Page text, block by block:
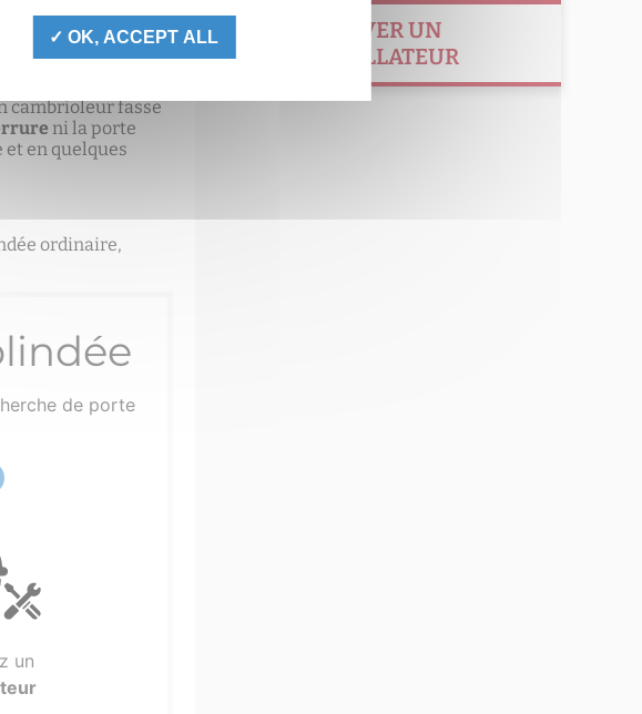
?
cambrioleur fasse
ni la porte
et en quelques
ordinaire,
de porte
un
TROUVER UN
INSTALLATEUR
OK, ACCEPT ALL